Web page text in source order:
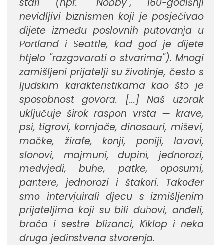
stari (npr. "Nobby", 160-godišnji
nevidljivi biznismen koji je posjećivao
dijete između poslovnih putovanja u
Portland i Seattle, kad god je dijete
htjelo "razgovarati o stvarima"). Mnogi
zamišljeni prijatelji su životinje, često s
ljudskim karakteristikama kao što je
sposobnost govora. [...] Naš uzorak
uključuje širok raspon vrsta — krave,
psi, tigrovi, kornjače, dinosauri, miševi,
mačke, žirafe, konji, poniji, lavovi,
slonovi, majmuni, dupini, jednorozi,
medvjedi, buhe, patke, oposumi,
pantere, jednorozi i štakori. Također
smo intervjuirali djecu s izmišljenim
prijateljima koji su bili duhovi, anđeli,
braća i sestre blizanci, Kiklop i neka
druga jedinstvena stvorenja.